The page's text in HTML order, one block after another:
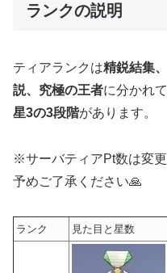
ランクの説明
ティアランクは精鋭結集
説、究極の王者に分かれて
星3の3段階があります。
※サーバティアPt数は変
予めご了承ください🙏
ランク 見た目と星数